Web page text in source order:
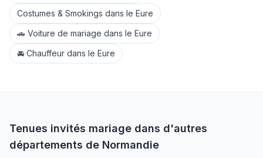
Costumes & Smokings dans le Eure
🚗 Voiture de mariage dans le Eure
🚘 Chauffeur dans le Eure
Tenues invités mariage dans d'autres
départements de Normandie